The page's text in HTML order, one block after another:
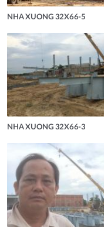
NHA XUONG 32X66-5
NHA XUONG 32X66-3